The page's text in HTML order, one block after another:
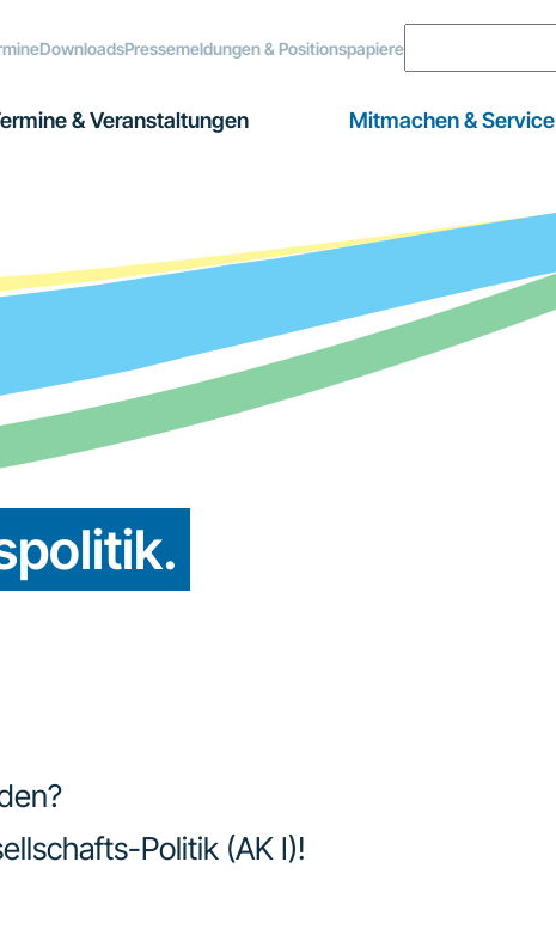
DownloadsPressemeldungen & Positionspapiere
& Veranstaltungen Mitmachen & Service
Politik (AK I)!